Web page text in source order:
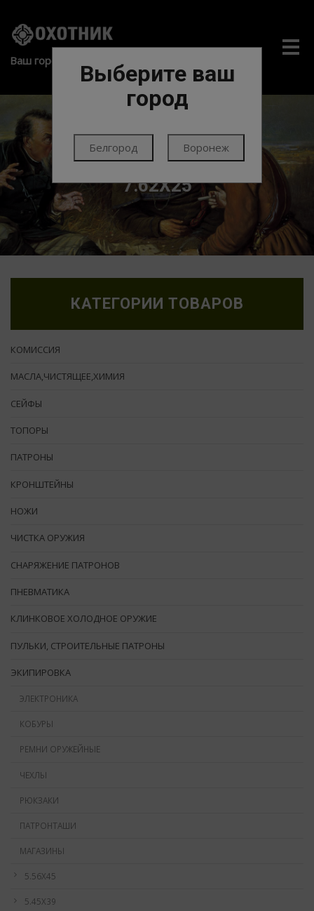
Ваш город:
Выберите ваш
город
Белгород Воронеж
ГЛАВНАЯ ЭКИПИРОВКА МАГАЗИНЫ
7.62Х25
КАТЕГОРИИ ТОВАРОВ
КОМИССИЯ
МАСЛА,ЧИСТЯЩЕЕ,ХИМИЯ
СЕЙФЫ
ТОПОРЫ
ПАТРОНЫ
КРОНШТЕЙНЫ
НОЖИ
ЧИСТКА ОРУЖИЯ
СНАРЯЖЕНИЕ ПАТРОНОВ
ПНЕВМАТИКА
КЛИНКОВОЕ ХОЛОДНОЕ ОРУЖИЕ
ПУЛЬКИ, СТРОИТЕЛЬНЫЕ ПАТРОНЫ
ЭКИПИРОВКА
ЭЛЕКТРОНИКА
КОБУРЫ
РЕМНИ ОРУЖЕЙНЫЕ
ЧЕХЛЫ
РЮКЗАКИ
ПАТРОНТАШИ
МАГАЗИНЫ
5.56Х45
5.45Х39